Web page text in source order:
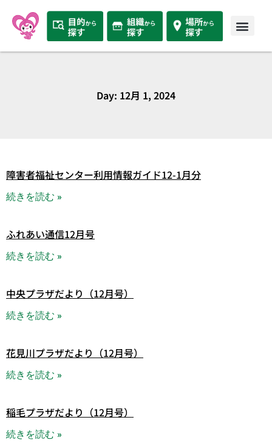
Day: 12月 1, 2024
障害者福祉センター利用情報ガイド12-1月分
続きを読む »
ふれあい通信12月号
続きを読む »
中央プラザだより（12月号）
続きを読む »
花見川プラザだより（12月号）
続きを読む »
稲毛プラザだより（12月号）
続きを読む »